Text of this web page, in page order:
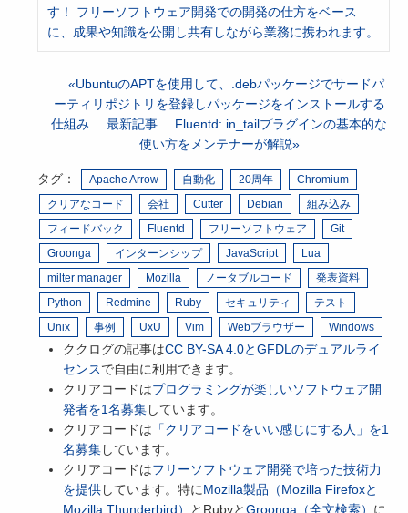
す！ フリーソフトウェア開発での開発の仕方をベース
に、成果や知識を公開し共有しながら業務に携われます。
UbuntuのAPTを使用して、.debパッケージでサードパ
ーティリポジトリを登録しパッケージをインストールする
仕組み
最新記事
Fluentd: in_tailプラグインの基本的な
使い方をメンテナーが解説
タグ： Apache Arrow 自動化 20周年
Chromium
クリアなコード
会社 Cutter Debian
組み込み
フィードバック
Fluentd フリーソフトウェア
Git
Groonga
インターンシップ JavaScript
Lua
milter manager
Mozilla ノータブルコード
発表資料
Python
Redmine Ruby セキュリティ
テスト
Unix
事例 UxU Vim Webブラウザー Windows
ククログの記事はCC BY-SA 4.0とGFDLのデュアルライ
センスで自由に利用できます。
クリアコードはプログラミングが楽しいソフトウェア開
発者を1名募集しています。
クリアコードは 「クリアコードをいい感じにする人」を1
名募集しています。
クリアコードはフリーソフトウェア開発で培った技術力
を提供しています。特にMozilla製品（Mozilla Firefoxと
Mozilla Thunderbird）
とRubyとGroonga（全文検索） に